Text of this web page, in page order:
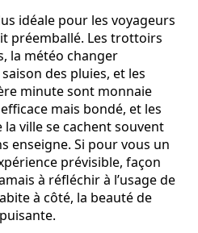
idéale pour les voyageurs
préemballé. Les trottoirs
la météo changer
des pluies, et les
minute sont monnaie
mais bondé, et les
ville se cachent souvent
enseigne. Si pour vous un
prévisible, façon
à réfléchir à l’usage de
à côté, la beauté de